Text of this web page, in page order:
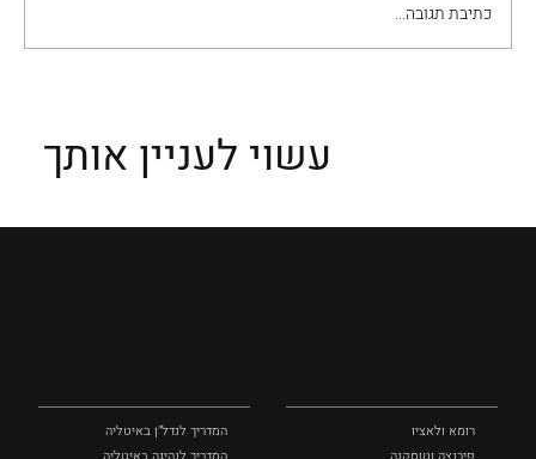
ד'אסטה, ומרחצאות טיבולי
כתיבת תגובה...
עשוי לעניין אותך
רומא ולאציו
המדריך לנדל"ן באיטליה